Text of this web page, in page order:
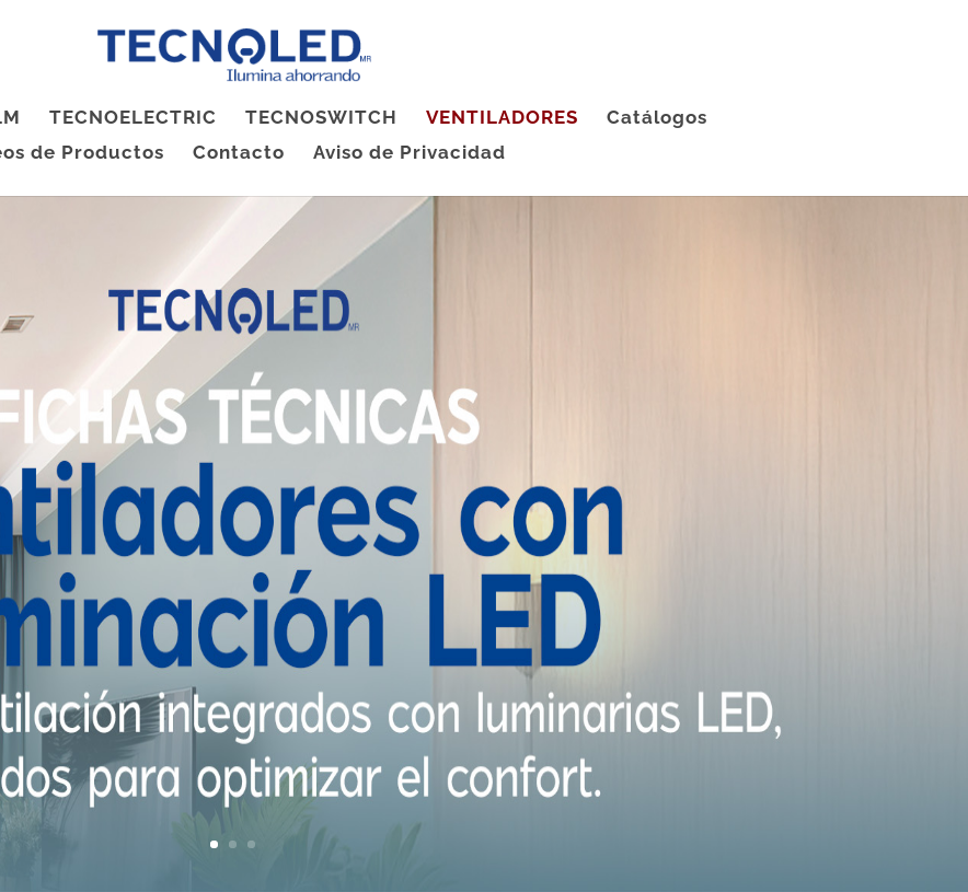
TECNOELECTRIC TECNOSWITCH VENTILADORES
Catálogos
de Productos
Contacto Aviso de Privacidad